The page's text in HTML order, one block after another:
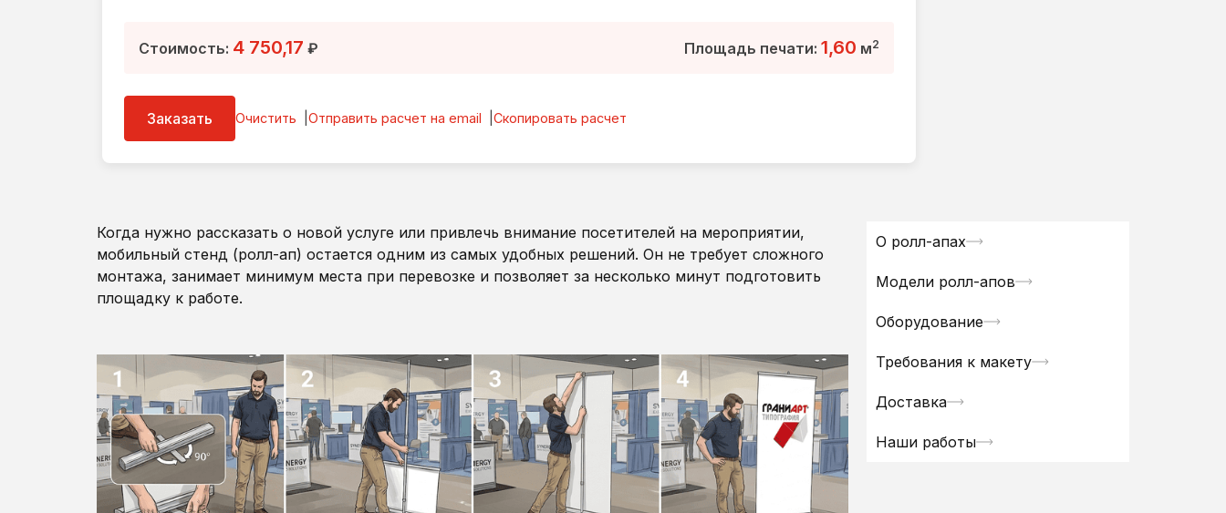
Стоимость: 4 750,17 ₽ Площадь печати: 1,60 м2
Заказать Очистить Отправить расчет на email Скопировать расчет
Когда нужно рассказать о новой услуге или привлечь внимание посетителей на мероприятии,
мобильный стенд (ролл-ап) остается одним из самых удобных решений. Он не требует сложного
монтажа, занимает минимум места при перевозке и позволяет за несколько минут подготовить
площадку к работе.
О ролл-апах
Модели ролл-апов
Оборудование
Требования к макету
Доставка
Наши работы